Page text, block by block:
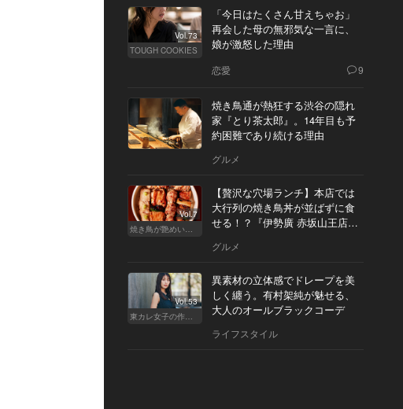
Vol.73
TOUGH COOKIES
「今日はたくさん甘えちゃお」
再会した母の無邪気な一言に、
娘が激怒した理由
恋愛 9
焼き鳥通が熱狂する渋谷の隠れ
家『とり茶太郎』。14年目も予
約困難であり続ける理由
グルメ
Vol.7
焼き鳥が艶めいてきた
【贅沢な穴場ランチ】本店では
大行列の焼き鳥丼が並ばずに食
せる！？『伊勢廣 赤坂山王店』
グルメ
Vol.53
東カレ女子の作り方
異素材の立体感でドレープを美
しく纏う。有村架純が魅せる、
大人のオールブラックコーデ
ライフスタイル